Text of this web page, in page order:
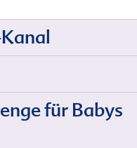
für Babys